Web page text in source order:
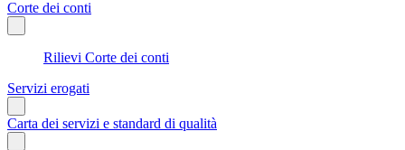
Corte dei conti
Rilievi Corte dei conti
Servizi erogati
Carta dei servizi e standard di qualità